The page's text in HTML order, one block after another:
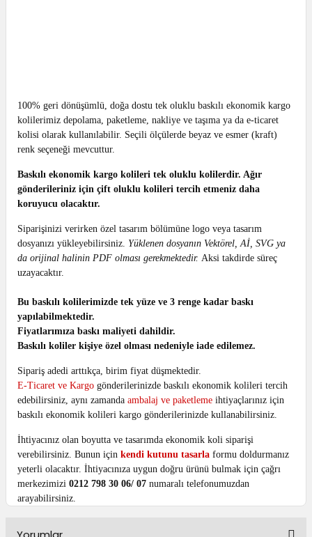
100% geri dönüşümlü, doğa dostu tek oluklu baskılı ekonomik kargo
kolilerimiz depolama, paketleme, nakliye ve taşıma ya da e-ticaret
kolisi olarak kullanılabilir. Seçili ölçülerde beyaz ve esmer (kraft)
renk seçeneği mevcuttur.
Baskılı ekonomik kargo kolileri tek oluklu kolilerdir. Ağır
gönderileriniz için çift oluklu kolileri tercih etmeniz daha
koruyucu olacaktır.
Siparişinizi verirken özel tasarım bölümüne logo veya tasarım
dosyanızı yükleyebilirsiniz. Yüklenen dosyanın Vektörel, Aİ, SVG ya
da orijinal halinin PDF olması gerekmektedir. Aksi takdirde süreç
uzayacaktır.
Bu baskılı kolilerimizde tek yüze ve 3 renge kadar baskı
yapılabilmektedir.
Fiyatlarımıza baskı maliyeti dahildir.
Baskılı koliler kişiye özel olması nedeniyle iade edilemez.
Sipariş adedi arttıkça, birim fiyat düşmektedir.
E-Ticaret ve Kargo gönderilerinizde baskılı ekonomik kolileri tercih
edebilirsiniz, aynı zamanda ambalaj ve paketleme ihtiyaçlarınız için
baskılı ekonomik kolileri kargo gönderilerinizde kullanabilirsiniz.
İhtiyacınız olan boyutta ve tasarımda ekonomik koli siparişi
verebilirsiniz. Bunun için kendi kutunu tasarla formu doldurmanız
yeterli olacaktır. İhtiyacınıza uygun doğru ürünü bulmak için çağrı
merkezimizi 0212 798 30 06/ 07 numaralı telefonumuzdan
arayabilirsiniz.